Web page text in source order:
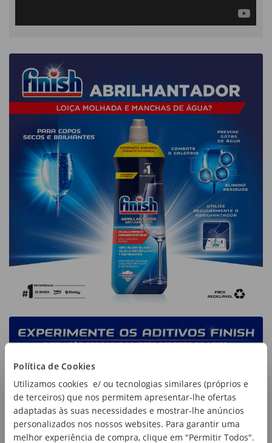
Política de Cookies
Utilizamos cookies e/ ou tecnologias similares (próprios e
de terceiros) que nos permitem apresentar-lhe ofertas
adaptadas às suas necessidades e mostrar-lhe anúncios
personalizados nos nossos websites. Para garantir uma
melhor experiência de compra, clique em "Permitir Todos".